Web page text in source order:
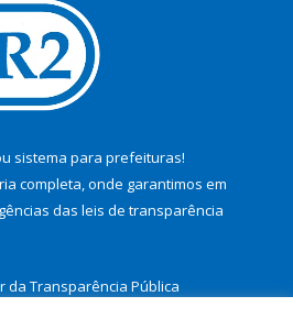
sistema para prefeituras!
completa, onde garantimos em
das leis de transparência
da Transparência Pública